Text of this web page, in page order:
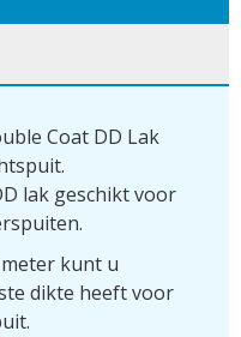
Coat DD Lak
lak geschikt voor
kunt u
dikte heeft voor